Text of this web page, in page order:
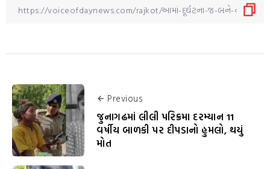
Previous
જુનાગઢમાં લીલી પરિક્રમા દરમ્યાન 11
વર્ષીય બાળકી પર દીપડાનો હુમલો, થયું
મોત